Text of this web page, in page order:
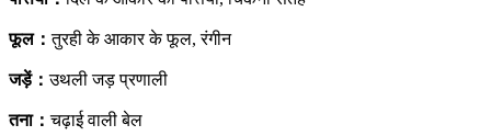
फूल：तुरही के आकार के फूल, रंगीन
जड़ें：उथली जड़ प्रणाली
तना：चढ़ाई वाली बेल